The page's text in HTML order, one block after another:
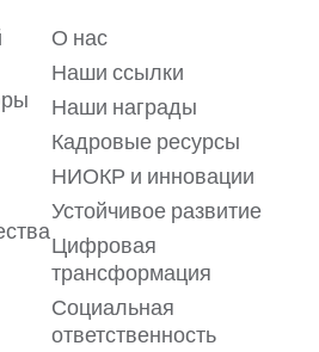
О нас
Наши ссылки
Наши награды
Кадровые ресурсы
НИОКР и инновации
Устойчивое развитие
Цифровая
трансформация
Социальная
ответственность
важны
на нашем веб-сайте, чтобы
услуги в виде
контента, адаптированного к
Для получения подробной
с нашим
о файлах cookie.
вашей личной информации, такой
о ваших посещениях, кликах и
ваше поведение на